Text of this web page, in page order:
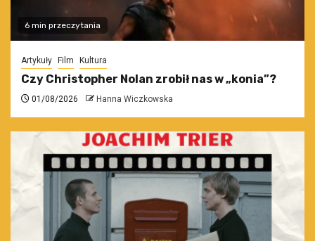
6 min przeczytania
Artykuły Film Kultura
Czy Christopher Nolan zrobił nas w „konia”?
01/08/2026 Hanna Wiczkowska